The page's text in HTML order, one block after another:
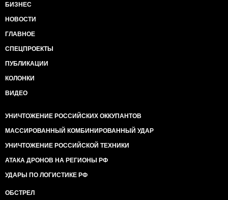
БИЗНЕС
НОВОСТИ
ГЛАВНОЕ
СПЕЦПРОЕКТЫ
ПУБЛИКАЦИИ
КОЛОНКИ
ВИДЕО
УНИЧТОЖЕНИЕ РОССИЙСКИХ ОККУПАНТОВ
МАССИРОВАННЫЙ КОМБИНИРОВАННЫЙ УДАР
УНИЧТОЖЕНИЕ РОССИЙСКОЙ ТЕХНИКИ
АТАКА ДРОНОВ НА РЕГИОНЫ РФ
УДАРЫ ПО ЛОГИСТИКЕ РФ
ОБСТРЕЛ